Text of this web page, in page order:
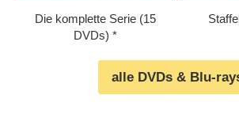
Die komplette Serie (15
DVDs)
alle DVDs & Blu-